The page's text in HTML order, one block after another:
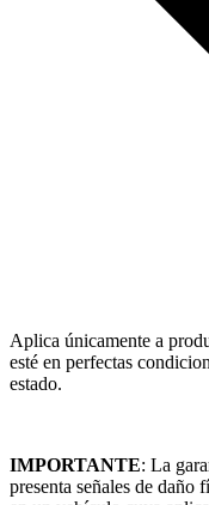
Aplica únicamente a
esté en perfectas
estado.
IMPORTANTE: La
presenta señales de daño